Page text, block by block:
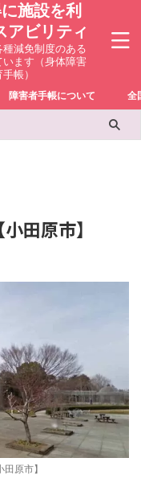
施設を利
ビリティ
減免制度のある
ます（身体障害
帳）
障害者手帳について 全
田原市】
原市】